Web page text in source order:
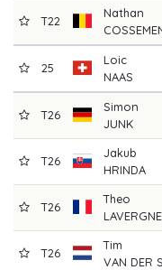
T22
Nathan
25
Loic
NAAS
T26
Simon
JUNK
T26
Jakub
HRINDA
T26
Theo
LAVERGNE
T26
Tim
VAN DER